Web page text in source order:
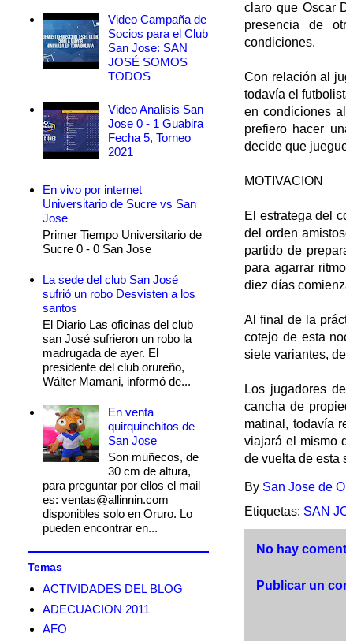
claro que Oscar
presencia de
condiciones.
Con relación al
todavía el
en condiciones
prefiero hacer
decide que
MOTIVACION
El estratega del
del orden
partido de
para agarrar
diez días
Al final de la
cotejo de esta
siete variantes,
Los jugadores
cancha de
matinal, todavía
viajará el mismo
de vuelta de esta
By San Jose de
Etiquetas: SAN
No hay
Publicar un
Video Campaña de
Socios para el Club
San Jose: SAN
JOSÉ SOMOS
TODOS
Video Analisis San
Jose 0 - 1 Guabira
Fecha 5, Torneo
2021
En vivo por internet
Universitario de Sucre vs San
Jose
Primer Tiempo Universitario de
Sucre 0 - 0 San Jose
La sede del club San José
sufrió un robo Desvisten a los
santos
El Diario Las oficinas del club
san José sufrieron un robo la
madrugada de ayer. El
presidente del club orureño,
Wálter Mamani, informó de...
En venta
quirquinchitos de
San Jose
Son muñecos, de
30 cm de altura,
para preguntar por ellos el mail
es: ventas@allinnin.com
disponibles solo en Oruro. Lo
pueden encontrar en...
Temas
ACTIVIDADES DEL BLOG
ADECUACION 2011
AFO